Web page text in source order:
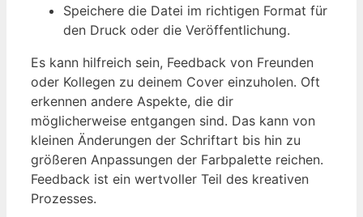
Speichere die Datei im richtigen Format für
den Druck oder die Veröffentlichung.
Es kann hilfreich sein, Feedback von Freunden
oder Kollegen zu deinem Cover einzuholen. Oft
erkennen andere Aspekte, die dir
möglicherweise entgangen sind. Das kann von
kleinen Änderungen der Schriftart bis hin zu
größeren Anpassungen der Farbpalette reichen.
Feedback ist ein wertvoller Teil des kreativen
Prozesses.